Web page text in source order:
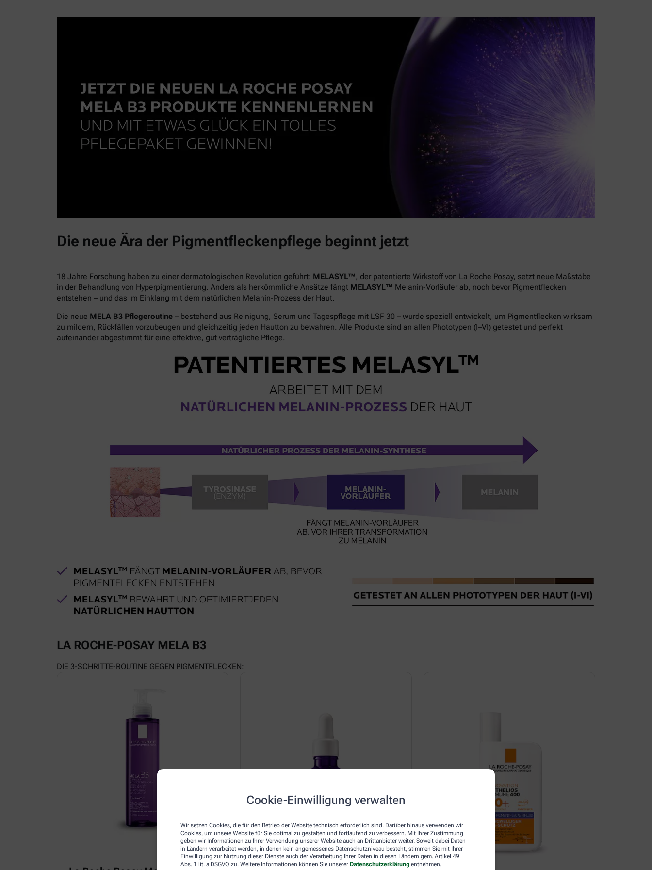
Cookie-Einwilligung verwalten
Wir setzen Cookies, die für den Betrieb der Website technisch erforderlich sind. Darüber hinaus verwenden wir
Cookies, um unsere Website für Sie optimal zu gestalten und fortlaufend zu verbessern. Mit Ihrer Zustimmung
geben wir Informationen zu Ihrer Verwendung unserer Website auch an Drittanbieter weiter. Soweit dabei Daten
in Ländern verarbeitet werden, in denen kein angemessenes Datenschutzniveau besteht, stimmen Sie mit Ihrer
Einwilligung zur Nutzung dieser Dienste auch der Verarbeitung Ihrer Daten in diesen Ländern gem. Artikel 49
Abs. 1 lit. a DSGVO zu. Weitere Informationen können Sie unserer Datenschutzerklärung entnehmen.
Die neue Ära der Pigmentfleckenpflege beginnt jetzt
18 Jahre Forschung haben zu einer dermatologischen Revolution geführt: MELASYL™, der patentierte Wirkstoff von La Roche Posay, setzt neue Maßstäbe
in der Behandlung von Hyperpigmentierung. Anders als herkömmliche Ansätze fängt MELASYL™ Melanin-Vorläufer ab, noch bevor Pigmentflecken
entstehen – und das im Einklang mit dem natürlichen Melanin-Prozess der Haut.
Die neue MELA B3 Pflegeroutine – bestehend aus Reinigung, Serum und Tagespflege mit LSF 30 – wurde speziell entwickelt, um Pigmentflecken wirksam
zu mildern, Rückfällen vorzubeugen und gleichzeitig jeden Hautton zu bewahren. Alle Produkte sind an allen Phototypen (I–VI) getestet und perfekt
aufeinander abgestimmt für eine effektive, gut verträgliche Pflege.
LA ROCHE-POSAY MELA B3
DIE 3-SCHRITTE-ROUTINE GEGEN PIGMENTFLECKEN: